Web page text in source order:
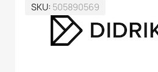
SKU 505890569